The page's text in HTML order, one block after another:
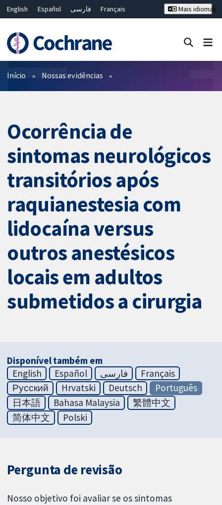
English Español فارسی
Français
Bahasa Malaysia
ไทย 繁體中文
Mais idiomas
Filtros
Início Nossas evidências
Ocorrência de
sintomas neurológicos
transitórios após
raquianestesia com
lidocaína versus
outros anestésicos
locais em adultos
submetidos a cirurgia
Disponível também em
English
Español فارسی
Français
Русский
Hrvatski Deutsch
Português
日本語
Bahasa Malaysia
繁體中文
简体中文
Polski
Pergunta de revisão
Nosso objetivo foi avaliar se os sintomas